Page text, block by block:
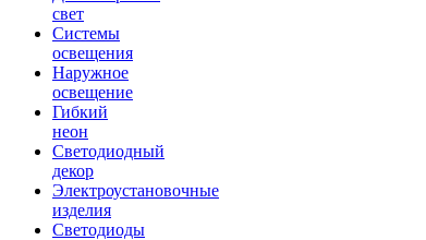
свет
Системы
освещения
Наружное
освещение
Гибкий
неон
Светодиодный
декор
Электроустановочные
изделия
Светодиоды